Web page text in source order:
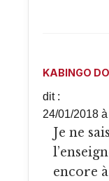
KABINGO
dit :
24/01/2018
Je ne sais si cette ministre de
encore